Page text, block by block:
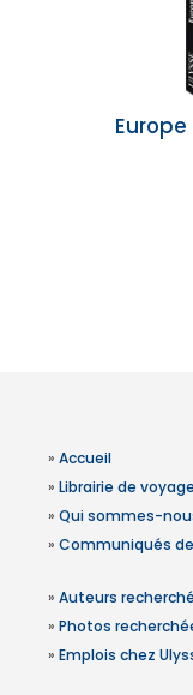
» Accueil
» Librairie de
» Qui sommes-
» Communiqués
» Auteurs
» Photos
» Emplois chez